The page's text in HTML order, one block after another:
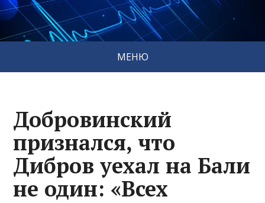
МЕНЮ
Добровинский
признался, что
Дибров уехал на Бали
не один: «Всех